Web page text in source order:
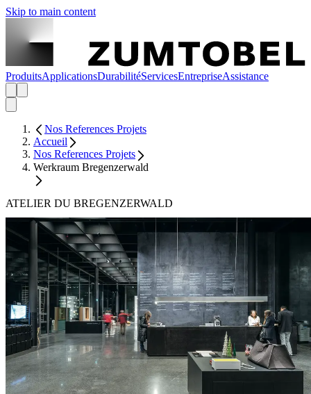
Skip to main content
ProduitsApplicationsDurabilitéServicesEntrepriseAssistance
Nos References Projets
Accueil
Nos References Projets
Werkraum Bregenzerwald
ATELIER DU BREGENZERWALD